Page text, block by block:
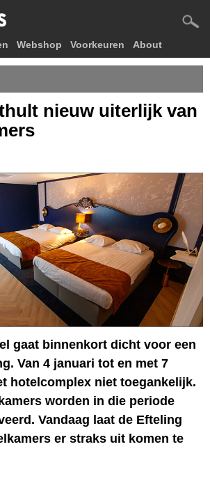
Webshop Voorkeuren About
nieuw uiterlijk van
gaat binnenkort dicht voor een
Van 4 januari tot en met 7
hotelcomplex niet toegankelijk.
worden in die periode
Vandaag laat de Efteling
er straks uit komen te